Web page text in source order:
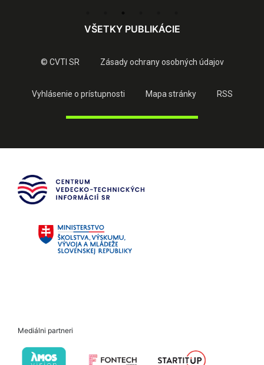
VŠETKY PUBLIKÁCIE
© CVTI SR Zásady ochrany osobných údajov
Vyhlásenie o prístupnosti Mapa stránky RSS
Mediálni partneri